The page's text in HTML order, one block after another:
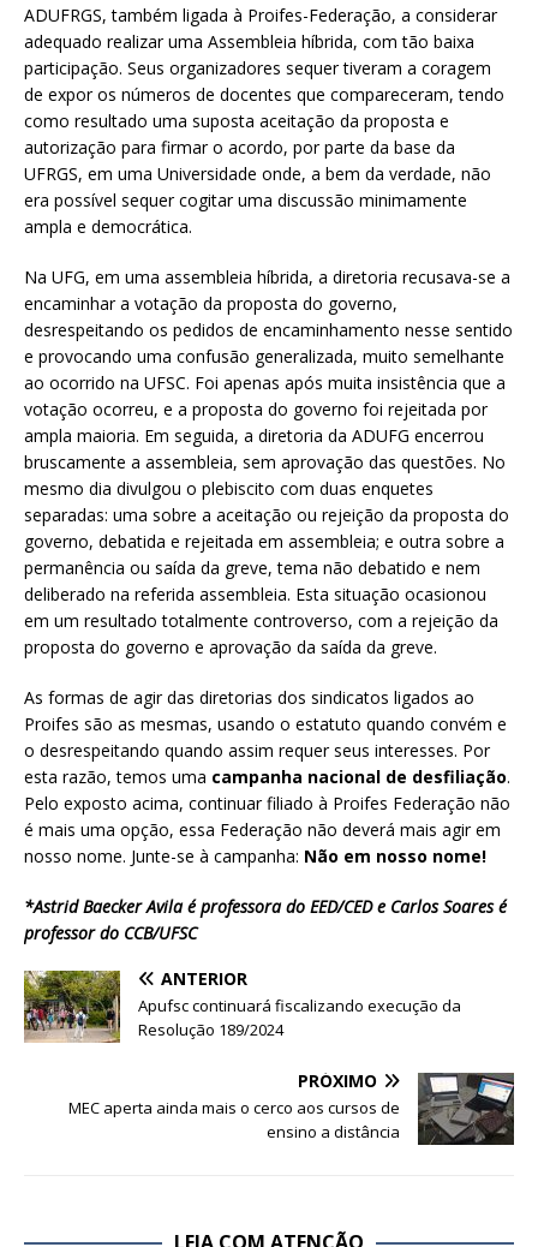
ADUFRGS, também ligada à Proifes-Federação, a considerar
adequado realizar uma Assembleia híbrida, com tão baixa
participação. Seus organizadores sequer tiveram a coragem
de expor os números de docentes que compareceram, tendo
como resultado uma suposta aceitação da proposta e
autorização para firmar o acordo, por parte da base da
UFRGS, em uma Universidade onde, a bem da verdade, não
era possível sequer cogitar uma discussão minimamente
ampla e democrática.
Na UFG, em uma assembleia híbrida, a diretoria recusava-se a
encaminhar a votação da proposta do governo,
desrespeitando os pedidos de encaminhamento nesse sentido
e provocando uma confusão generalizada, muito semelhante
ao ocorrido na UFSC. Foi apenas após muita insistência que a
votação ocorreu, e a proposta do governo foi rejeitada por
ampla maioria. Em seguida, a diretoria da ADUFG encerrou
bruscamente a assembleia, sem aprovação das questões. No
mesmo dia divulgou o plebiscito com duas enquetes
separadas: uma sobre a aceitação ou rejeição da proposta do
governo, debatida e rejeitada em assembleia; e outra sobre a
permanência ou saída da greve, tema não debatido e nem
deliberado na referida assembleia. Esta situação ocasionou
em um resultado totalmente controverso, com a rejeição da
proposta do governo e aprovação da saída da greve.
As formas de agir das diretorias dos sindicatos ligados ao
Proifes são as mesmas, usando o estatuto quando convém e
o desrespeitando quando assim requer seus interesses. Por
esta razão, temos uma campanha nacional de desfiliação.
Pelo exposto acima, continuar filiado à Proifes Federação não
é mais uma opção, essa Federação não deverá mais agir em
nosso nome. Junte-se à campanha: Não em nosso nome!
*Astrid Baecker Avila é professora do EED/CED e Carlos Soares é
professor do CCB/UFSC
ANTERIOR
Apufsc continuará fiscalizando execução da
Resolução 189/2024
PRÓXIMO
MEC aperta ainda mais o cerco aos cursos de
ensino a distância